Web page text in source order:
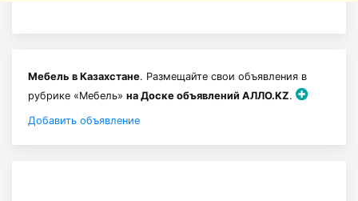
Мебель в Казахстане. Размещайте свои объявления в
рубрике «Мебель» на Доске объявлений АЛЛО.KZ.
Добавить объявление